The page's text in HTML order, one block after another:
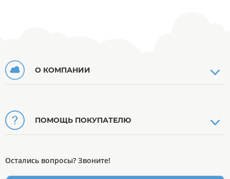
О КОМПАНИИ
ПОМОЩЬ ПОКУПАТЕЛЮ
Остались вопросы? Звоните!